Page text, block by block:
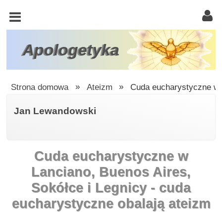
Apologetyka
KOŚCIÓŁ
KATOLICKI
TRÓJCA
ŚWIĘTA
OBRONIE
WIARY
INNE
Strona domowa » Ateizm » Cuda eucharystyczne
Jan Lewandowski
Cuda eucharystyczne w
Lanciano, Buenos Aires,
Sokółce i Legnicy - cuda
eucharystyczne obalają ateizm